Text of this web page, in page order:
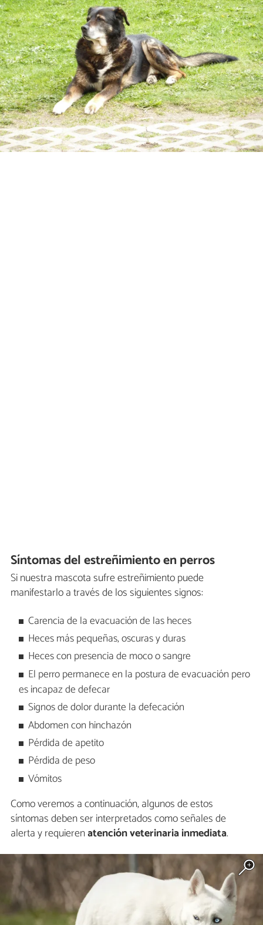
Síntomas del estreñimiento en perros
Si nuestra mascota sufre estreñimiento puede
manifestarlo a través de los siguientes signos:
Carencia de la evacuación de las heces
Heces más pequeñas, oscuras y duras
Heces con presencia de moco o sangre
El perro permanece en la postura de evacuación pero
es incapaz de defecar
Signos de dolor durante la defecación
Abdomen con hinchazón
Pérdida de apetito
Pérdida de peso
Vómitos
Como veremos a continuación, algunos de estos
síntomas deben ser interpretados como señales de
alerta y requierenatención veterinaria inmediata.